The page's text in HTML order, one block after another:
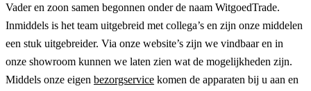
Vader en zoon samen begonnen onder de naam WitgoedTrade.
Inmiddels is het team uitgebreid met collega’s en zijn onze middelen
een stuk uitgebreider. Via onze website’s zijn we vindbaar en in
onze showroom kunnen we laten zien wat de mogelijkheden zijn.
Middels onze eigen bezorgservice komen de apparaten bij u aan en